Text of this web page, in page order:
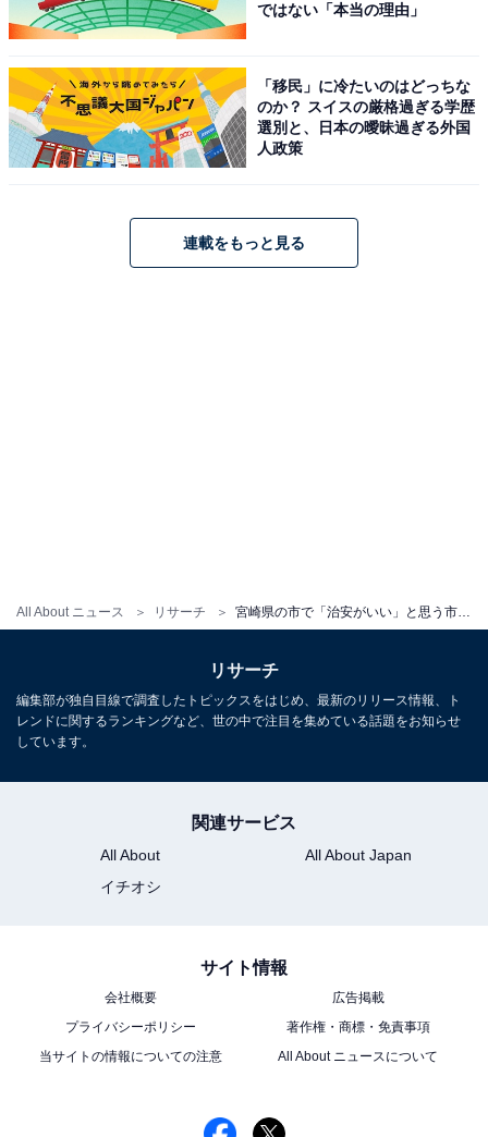
All About ニュース リサーチ
こちらもおすすめ
鹿児島県の市で「治安がいい」と思う市ランキ
ング！ 2位「奄美市」を抑えた1位は？ 【2025
年調査】
ではない「本当の理由」
「移民」に冷たいのはどっちな
のか？ スイスの厳格過ぎる学歴
選別と、日本の曖昧過ぎる外国
人政策
連載をもっと見る
リサーチ
編集部が独自目線で調査したトピックスをはじめ、最新のリリース情報、ト
レンドに関するランキングなど、世の中で注目を集めている話題をお知らせ
しています。
関連サービス
All About
All About Japan
イチオシ
サイト情報
会社概要
広告掲載
プライバシーポリシー
著作権・商標・免責事項
当サイトの情報についての注意
All About ニュースについて